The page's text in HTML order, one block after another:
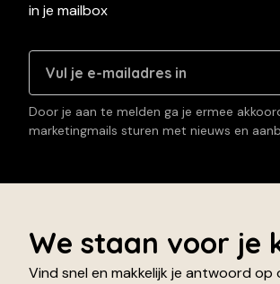
in je mailbox
Door je aan te melden ga je ermee
marketingmails sturen met nieuws en
We staan voor je
Vind snel en makkelijk je antwoord op